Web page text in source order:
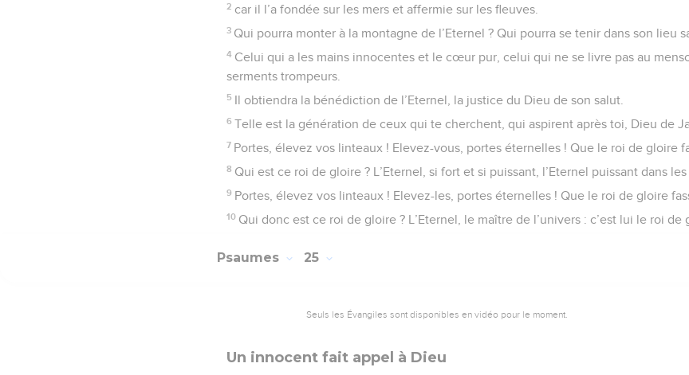
2 car il l’a fondée sur les mers et affermie sur les fleuves.
3 Qui pourra monter à la montagne de l’Eternel ? Qui pourra se tenir dans son lieu
4 Celui qui a les mains innocentes et le cœur pur, celui qui ne se livre pas au
serments trompeurs.
5 Il obtiendra la bénédiction de l’Eternel, la justice du Dieu de son salut.
6 Telle est la génération de ceux qui te cherchent, qui aspirent après toi, Dieu de
7 Portes, élevez vos linteaux ! Elevez-vous, portes éternelles ! Que le roi de gloire
8 Qui est ce roi de gloire ? L’Eternel, si fort et si puissant, l’Eternel puissant dans
9 Portes, élevez vos linteaux ! Elevez-les, portes éternelles ! Que le roi de gloire
10 Qui donc est ce roi de gloire ? L’Eternel, le maître de l’univers : c’est lui le roi de
Psaumes 25
Seuls les Évangiles sont disponibles en vidéo pour le moment.
Un innocent fait appel à Dieu